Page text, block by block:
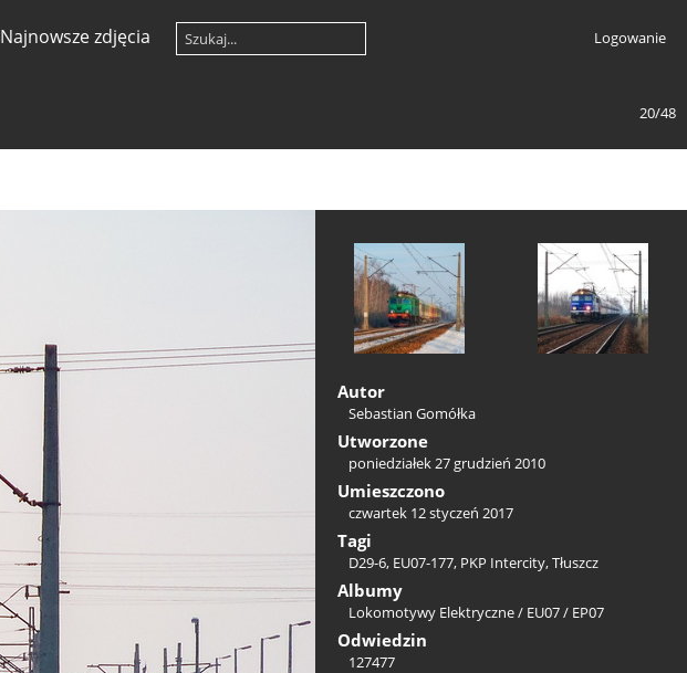
Najnowsze zdjęcia Logowanie
20/48
Autor
Sebastian Gomółka
Utworzone
poniedziałek 27 grudzień 2010
Umieszczono
czwartek 12 styczeń 2017
Tagi
D29-6, EU07-177, PKP Intercity,Tłuszcz
Albumy
Lokomotywy Elektryczne/ EU07 / EP07
Odwiedzin
127477